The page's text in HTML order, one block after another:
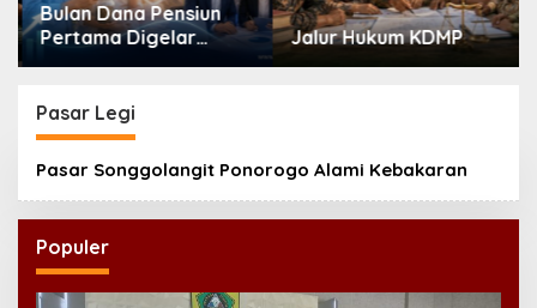
Bulan Dana Pensiun
Pertama Digelar
September, Industri
Pensiun Berkelanjutan
Jalur Hukum KDMP
Pasar Legi
Pasar Songgolangit Ponorogo Alami Kebakaran
Populer